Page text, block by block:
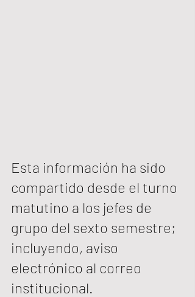
Esta información ha sido
compartido desde el turno
matutino a los jefes de
grupo del sexto semestre;
incluyendo, aviso
electrónico al correo
institucional.